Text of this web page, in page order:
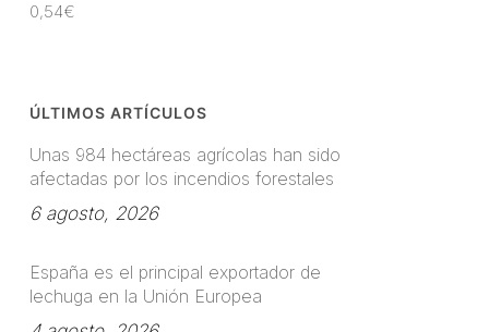
0,54€
ÚLTIMOS ARTÍCULOS
Unas 984 hectáreas agrícolas han sido
afectadas por los incendios forestales
6 agosto, 2026
España es el principal exportador de
lechuga en la Unión Europea